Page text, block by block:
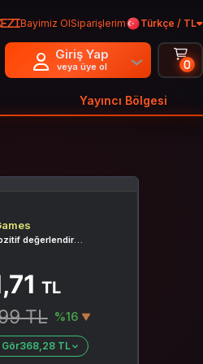
Bayimiz OlSiparişlerim Türkçe / TL
Giriş Yap
veya üye ol 0
Yayıncı Bölgesi
değerlendirme
TL
TL %16
Gör368,28 TL